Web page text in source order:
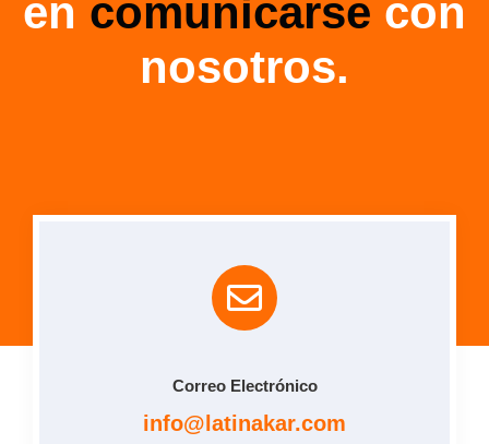
en comunicarse con
nosotros.
Correo Electrónico
info@latinakar.com